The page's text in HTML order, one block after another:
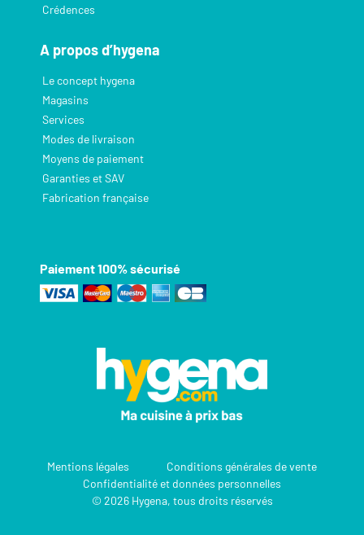
Crédences
A propos d’hygena
Le concept hygena
Magasins
Services
Modes de livraison
Moyens de paiement
Garanties et SAV
Fabrication française
Paiement 100% sécurisé
Mentions légales
Conditions générales de vente
Confidentialité et données personnelles
© 2026 Hygena, tous droits réservés